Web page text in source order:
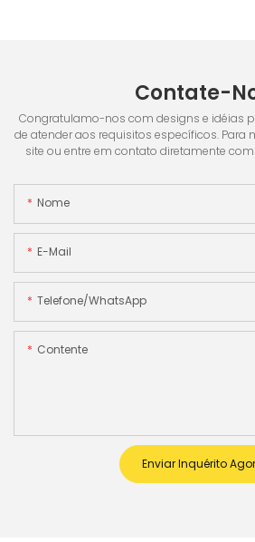
Contate-
Congratulamo-nos com designs e idéias
de atender aos requisitos específicos. Para
site ou entre em contato diretamente
Nome
E-Mail
Telefone/WhatsApp
Contente
Enviar Inquérito